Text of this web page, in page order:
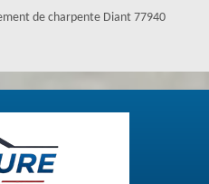
hâtif. Un toit
étonnant. Le
de charpente Diant 77940